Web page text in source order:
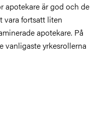
apotekare är god och de
vara fortsatt liten
apotekare. På
vanligaste yrkesrollerna